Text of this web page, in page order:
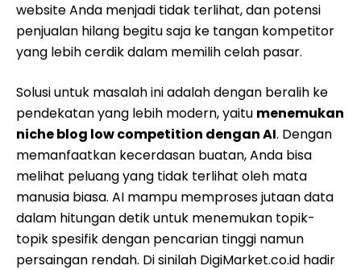
website Anda menjadi tidak terlihat, dan potensi
penjualan hilang begitu saja ke tangan kompetitor
yang lebih cerdik dalam memilih celah pasar.
Solusi untuk masalah ini adalah dengan beralih ke
pendekatan yang lebih modern, yaitu menemukan
niche blog low competition dengan AI. Dengan
memanfaatkan kecerdasan buatan, Anda bisa
melihat peluang yang tidak terlihat oleh mata
manusia biasa. AI mampu memproses jutaan data
dalam hitungan detik untuk menemukan topik-
topik spesifik dengan pencarian tinggi namun
persaingan rendah. Di sinilah DigiMarket.co.id hadir